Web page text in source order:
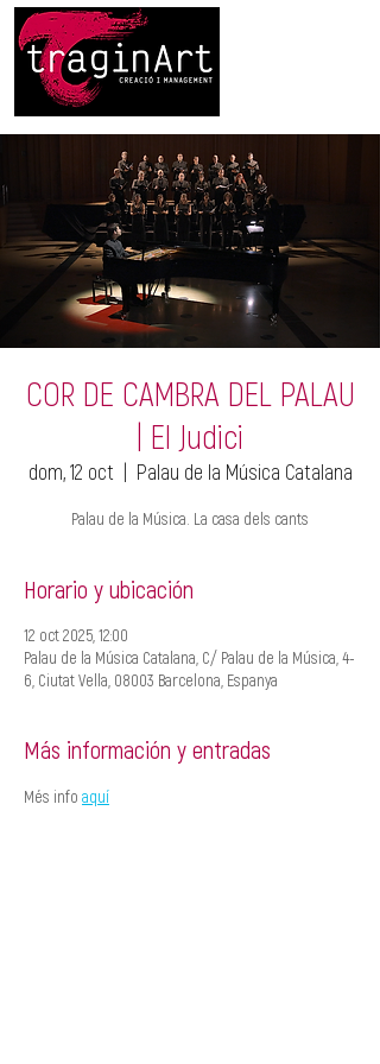
COR DE CAMBRA DEL PALAU
| El Judici
dom, 12 oct
  |
Palau de la Música Catalana
Palau de la Música. La casa dels cants
Horario y ubicación
12 oct 2025, 12:00
Palau de la Música Catalana, C/ Palau de la Música, 4-
6, Ciutat Vella, 08003 Barcelona, Espanya
Más información y entradas
Més info aquí